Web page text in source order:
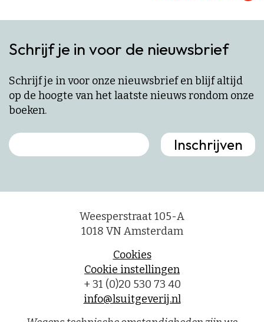
Schrijf je in voor de nieuwsbrief
Schrijf je in voor onze nieuwsbrief en blijf altijd
op de hoogte van het laatste nieuws rondom onze
boeken.
Weesperstraat 105-A
1018 VN Amsterdam
Cookies
Cookie instellingen
+ 31 (0)20 530 73 40
info@lsuitgeverij.nl